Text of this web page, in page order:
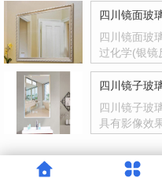
四川镜面玻
四川镜面玻
过化学(银镜
四川镜子玻
四川镜子玻
具有影像效